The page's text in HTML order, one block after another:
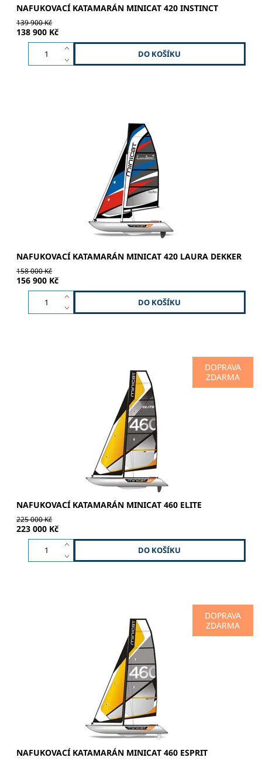
NAFUKOVACÍ KATAMARÁN MINICAT 420 INSTINCT
139 900 Kč
138 900 Kč
JEDINEČNOST | SPORT | ADRENALIN Hliníkový stěžeň –
dvojbarevné lakování - NOVÝ silnější profil Hliníkový rám –
černý lak/ matný povrch Kormidlo – karbon / epoxi RTM...
NAFUKOVACÍ KATAMARÁN MINICAT 420 LAURA DEKKER
158 000 Kč
156 900 Kč
DOPRAVA
ZDARMA
SPORT | ADRENALIN | DOBRODRUŽSTVÍ 4-dílný ultra
lehký karbonový stěžeň Hliníkový rám - černý lakovaný /
matný povrch Kormidlo – karbon Bowsprit – karbon Hlavní
NAFUKOVACÍ KATAMARÁN MINICAT 460 ELITE
225 000 Kč
223 000 Kč
DOPRAVA
ZDARMA
SPORT | ADRENALIN | DOBRODRUŽSTVÍ 4-dílný hliníkový
stěžeň - černý lak / matný povrch Hliníkový rám - černý lak
/ matný povrch Kormidlo - laminát / epoxi RTM Hlavní...
NAFUKOVACÍ KATAMARÁN MINICAT 460 ESPRIT